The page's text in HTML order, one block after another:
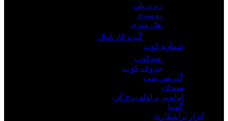
زیردریلی
رومیزی
بغل میزی
گیره کارناوال
شماره کوب
عددکوب
حروف کوب
گیریس پمپ
سندان
لوله بر و لوله پرچ کن
گونیا
ابزار تراشکاری